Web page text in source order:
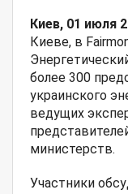
Киев, 01 июля
Киеве, в
более 300
украинского
ведущих
министерств.
Участники